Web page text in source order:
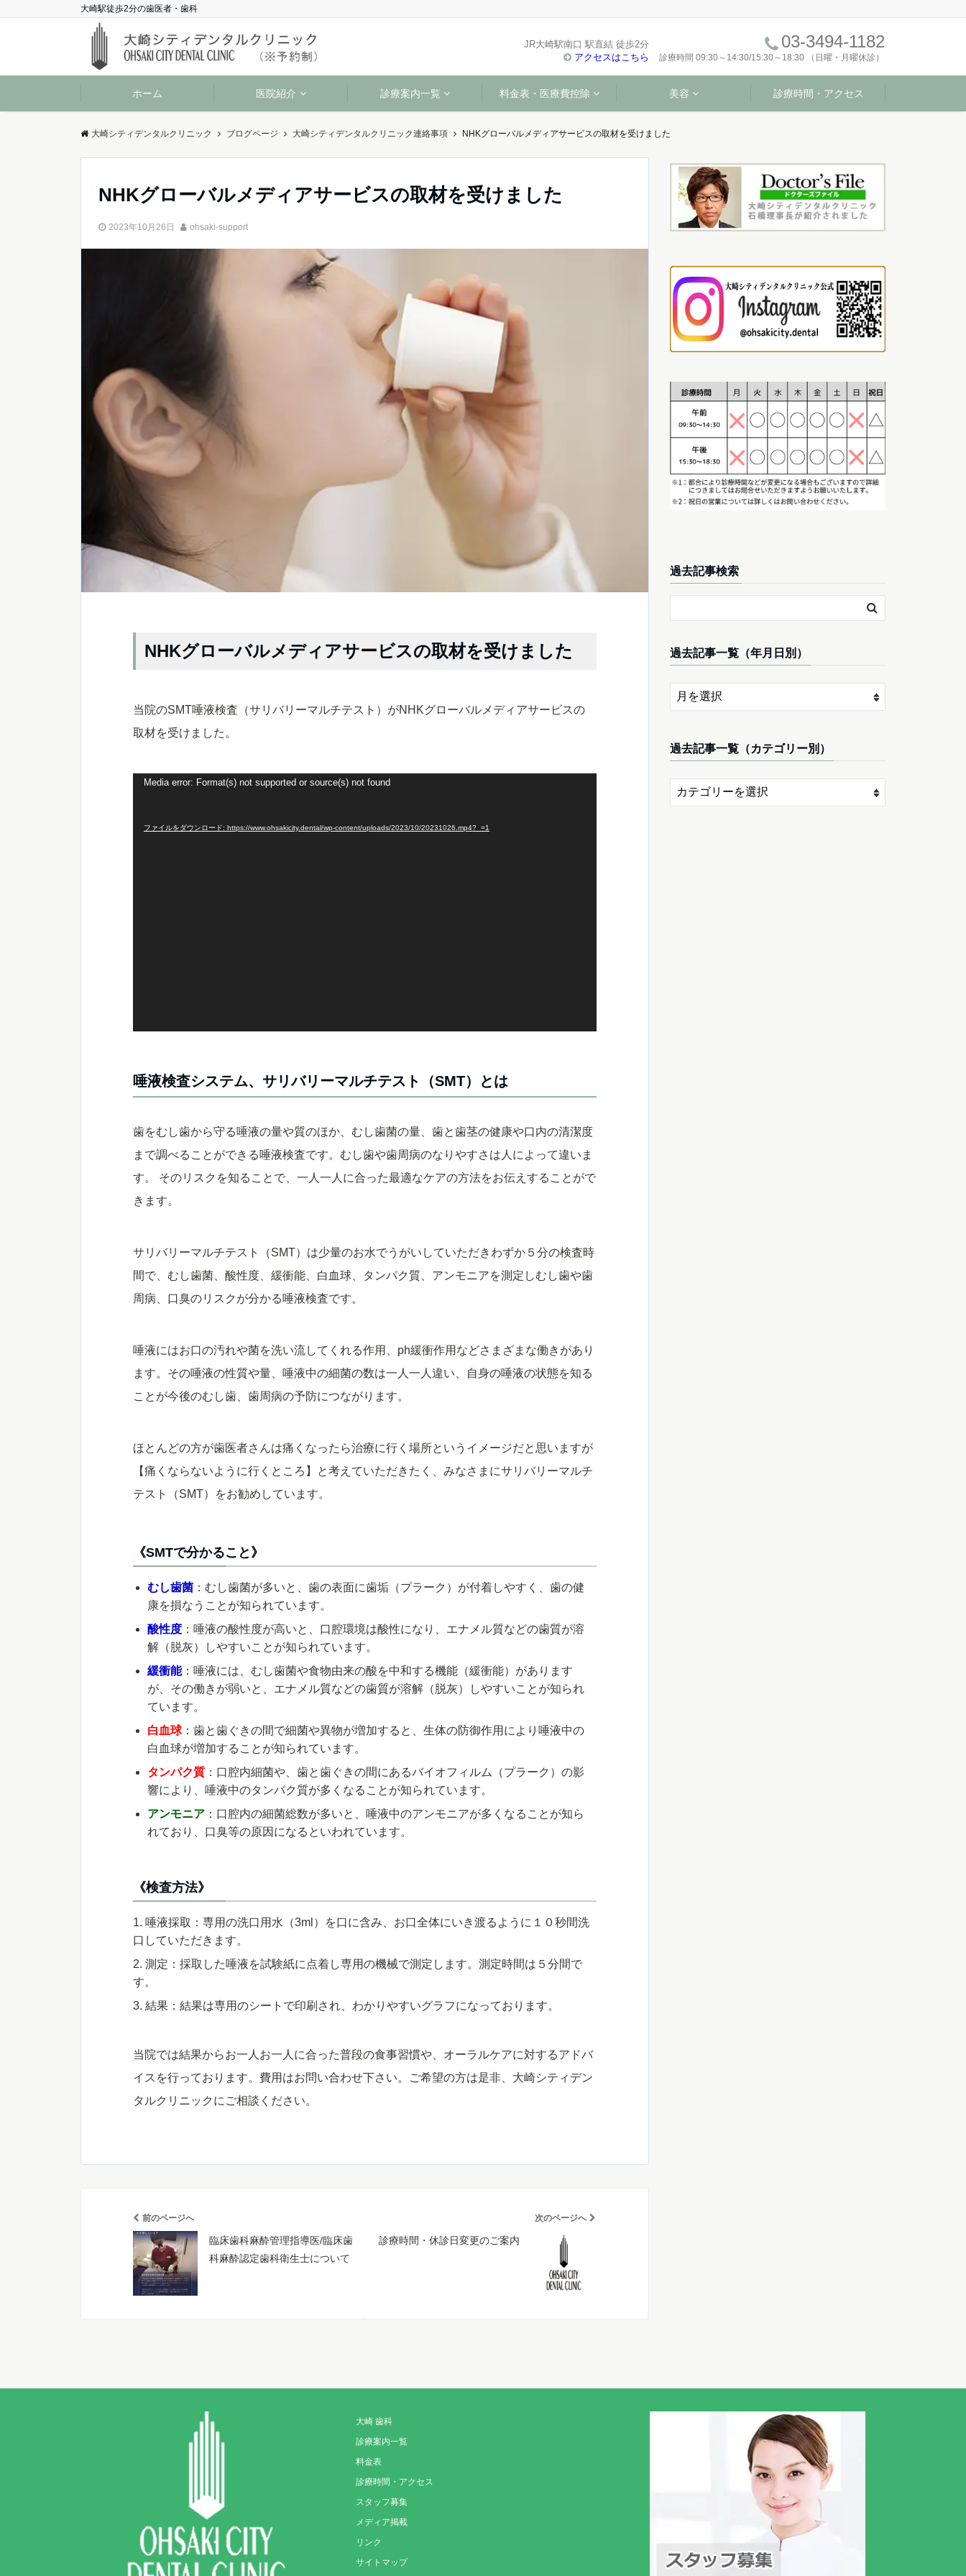
大崎駅徒歩2分の歯医者・歯科
JR大崎駅南口 駅直結 徒歩2分
アクセスはこちら
03-3494-1182
診療時間 09:30～14:30/15:30～18:30 （日曜・月曜休診）
ホーム 医院紹介 診療案内一覧 料金表・医療費控除 美容 診療時間・アクセス
大崎シティデンタルクリニック ブログページ 大崎シティデンタルクリニック連絡事項 NHKグローバルメディアサービスの取材を受けました
NHKグローバルメディアサービスの取材を受けました
2023年10月26日 ohsaki-support
NHKグローバルメディアサービスの取材を受けました
当院のSMT唾液検査（サリバリーマルチテスト）がNHKグローバルメディアサービスの
取材を受けました。
Media error: Format(s) not supported or source(s) not found
ファイルをダウンロード: https://www.ohsakicity.dental/wp-content/uploads/2023/10/20231026.mp4?_=1
唾液検査システム、サリバリーマルチテスト（SMT）とは
歯をむし歯から守る唾液の量や質のほか、むし歯菌の量、歯と歯茎の健康や口内の清潔度
まで調べることができる唾液検査です。むし歯や歯周病のなりやすさは人によって違いま
す。 そのリスクを知ることで、一人一人に合った最適なケアの方法をお伝えすることがで
きます。
サリバリーマルチテスト（SMT）は少量のお水でうがいしていただきわずか５分の検査時
間で、むし歯菌、酸性度、緩衝能、白血球、タンパク質、アンモニアを測定しむし歯や歯
周病、口臭のリスクが分かる唾液検査です。
唾液にはお口の汚れや菌を洗い流してくれる作用、ph緩衝作用などさまざまな働きがあり
ます。その唾液の性質や量、唾液中の細菌の数は一人一人違い、自身の唾液の状態を知る
ことが今後のむし歯、歯周病の予防につながります。
ほとんどの方が歯医者さんは痛くなったら治療に行く場所というイメージだと思いますが
【痛くならないように行くところ】と考えていただきたく、みなさまにサリバリーマルチ
テスト（SMT）をお勧めしています。
《SMTで分かること》
むし歯菌 ：むし歯菌が多いと、歯の表面に歯垢（プラーク）が付着しやすく、歯の健
康を損なうことが知られています。
酸性度 ：唾液の酸性度が高いと、口腔環境は酸性になり、エナメル質などの歯質が溶
解（脱灰）しやすいことが知られています。
緩衝能：唾液には、むし歯菌や食物由来の酸を中和する機能（緩衝能）があります
が、その働きが弱いと、エナメル質などの歯質が溶解（脱灰）しやすいことが知られ
ています。
白血球：歯と歯ぐきの間で細菌や異物が増加すると、生体の防御作用により唾液中の
白血球が増加することが知られています。
タンパク質 ：口腔内細菌や、歯と歯ぐきの間にあるバイオフィルム（プラーク）の影
響により、唾液中のタンパク質が多くなることが知られています。
アンモニア ：口腔内の細菌総数が多いと、唾液中のアンモニアが多くなることが知ら
れており、口臭等の原因になるといわれています。
《検査方法》
唾液採取：専用の洗口用水（3ml）を口に含み、お口全体にいき渡るように１０秒間洗
口していただきます。
測定：採取した唾液を試験紙に点着し専用の機械で測定します。測定時間は５分間で
す。
結果：結果は専用のシートで印刷され、わかりやすいグラフになっております。
当院では結果からお一人お一人に合った普段の食事習慣や、オーラルケアに対するアドバ
イスを行っております。費用はお問い合わせ下さい。ご希望の方は是非、大崎シティデン
タルクリニックにご相談ください。
前のページへ
臨床歯科麻酔管理指導医/臨床歯
科麻酔認定歯科衛生士について
次のページへ
診療時間・休診日変更のご案内
過去記事検索
過去記事一覧（年月日別）
過去記事一覧（カテゴリー別）
大崎 歯科
診療案内一覧
料金表
診療時間・アクセス
スタッフ募集
メディア掲載
リンク
サイトマップ